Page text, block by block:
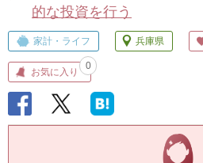
的な投資を行う
家計・ライフ 兵庫県
お気に入り
0